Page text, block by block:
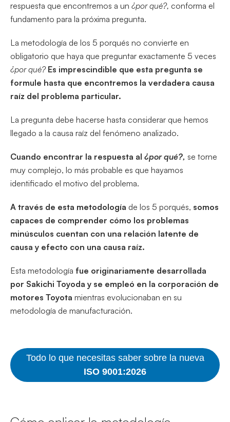
respuesta que encontremos a un ¿por qué?, conforma el
fundamento para la próxima pregunta.
La metodología de los 5 porqués no convierte en
obligatorio que haya que preguntar exactamente 5 veces
¿por qué? Es imprescindible que esta pregunta se
formule hasta que encontremos la verdadera causa
raíz del problema particular.
La pregunta debe hacerse hasta considerar que hemos
llegado a la causa raíz del fenómeno analizado.
Cuando encontrar la respuesta al ¿por qué?, se torne
muy complejo, lo más probable es que hayamos
identificado el motivo del problema.
A través de esta metodología de los 5 porqués, somos
capaces de comprender cómo los problemas
minúsculos cuentan con una relación latente de
causa y efecto con una causa raíz.
Esta metodología fue originariamente desarrollada
por Sakichi Toyoda y se empleó en la corporación de
motores Toyota mientras evolucionaban en su
metodología de manufacturación.
Todo lo que necesitas saber sobre la nueva
ISO 9001:2026